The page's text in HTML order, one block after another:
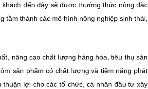
đến đây sẽ được thưởng thức nông đặc
thành các mô hình nông nghiệp sinh thái,
nâng cao chất lượng hàng hóa, tiêu thụ sản
sản phẩm có chất lượng và tiềm năng phát
lợi cho các tổ chức, cá nhân đầu tư xây